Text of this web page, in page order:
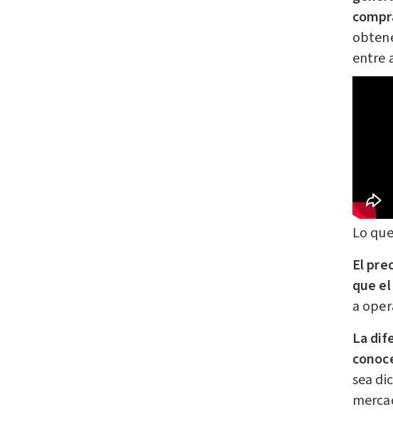
entre
Lo
El
que
a
La
sea